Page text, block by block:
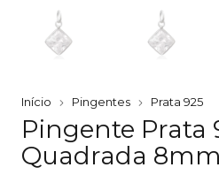
Início Pingentes Prata 925
Pingente Prata
Quadrada 8mm